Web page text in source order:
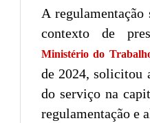
A
contexto de
Ministério do
de 2024, solicitou
do serviço na
regulamentação e